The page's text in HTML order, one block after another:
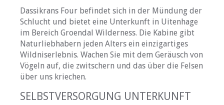
Dassikrans Four befindet sich in der Mündung der
Schlucht und bietet eine Unterkunft in Uitenhage
im Bereich Groendal Wilderness. Die Kabine gibt
Naturliebhabern jeden Alters ein einzigartiges
Wildniserlebnis. Wachen Sie mit dem Geräusch von
Vögeln auf, die zwitschern und das über die Felsen
über uns kriechen.
SELBSTVERSORGUNG UNTERKUNFT